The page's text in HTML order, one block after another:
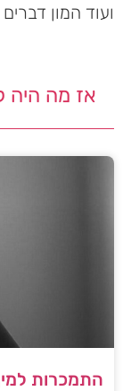
ועוד המון
אז מה היה
התמכרות